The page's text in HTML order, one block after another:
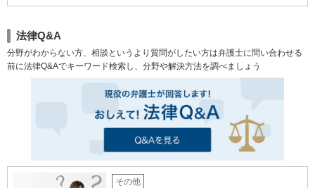
法律Q&A
分野がわからない方、相談というより質問がしたい方は弁護士に問い合わせる
前に法律Q&Aでキーワード検索し、分野や解決方法を調べましょう
その他